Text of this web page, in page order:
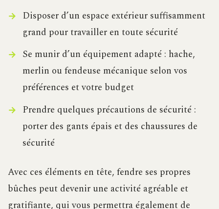
Disposer d’un espace extérieur suffisamment
grand pour travailler en toute sécurité
Se munir d’un équipement adapté : hache,
merlin ou fendeuse mécanique selon vos
préférences et votre budget
Prendre quelques précautions de sécurité :
porter des gants épais et des chaussures de
sécurité
Avec ces éléments en tête, fendre ses propres
bûches peut devenir une activité agréable et
gratifiante, qui vous permettra également de